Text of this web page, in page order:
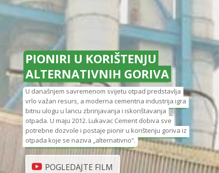
PIONIRI U KORIŠTENJU
ALTERNATIVNIH GORIVA
U današnjem savremenom svijetu otpad predstavlja
vrlo važan resurs, a moderna cementna industrija igra
bitnu ulogu u lancu zbrinjavanja i iskorištavanja
otpada. U maju 2012. Lukavac Cement dobiva sve
potrebne dozvole i postaje pionir u korištenju goriva iz
otpada koje se naziva „alternativno“.
POGLEDAJTE FILM